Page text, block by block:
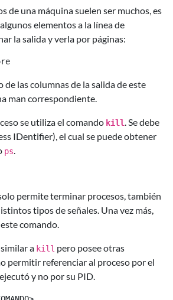
de una máquina suelen ser muchos, es
elementos a la línea de
la salida y verla por páginas:
de las columnas de la salida de este
man correspondiente.
se utiliza el comando kill. Se debe
IDentifier), el cual se puede obtener
ps.
permite terminar procesos, también
tipos de señales. Una vez más,
comando.
a kill pero posee otras
permitir referenciar al proceso por el
y no por su PID.